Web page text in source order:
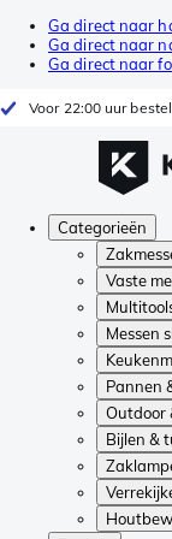
Ga direct naar
Ga direct naar
Ga direct naar
Voor 22:00 uur
Categorieën
Vaste
Messen
Pannen
Outdoor
Bijlen &